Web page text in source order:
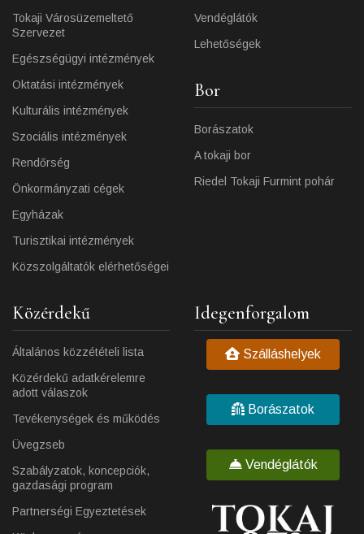
Tokaji Városüzemeltető
Szervezet
Egészségügyi intézmények
Oktatási intézmények
Kulturális intézmények
Szociális intézmények
Rendőrség
Önkormányzati cégek
Egyházak
Turisztikai intézmények
Közszolgáltatók elérhetőségei
Vendéglátók
Lehetőségek
Bor
Borászatok
A tokaji bor
Riedel Tokaji Furmint pohár
Közérdekű
Általános közzétételi lista
Közérdekű adatkérelemre
adott válaszok
Tevékenységek és működés
Üvegzseb
Szabályzatok, koncepciók,
gazdasági program
Partnerségi Egyeztetések
Idegenforgalom
Szálláshelyek
Borászatok
Vendéglátók